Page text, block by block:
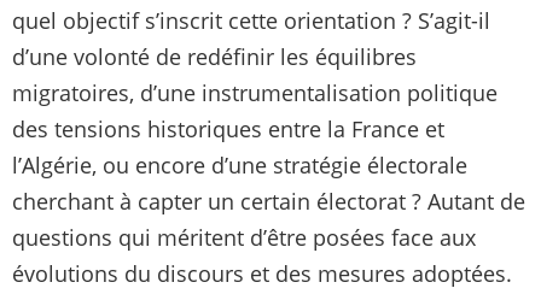
quel objectif s’inscrit cette orientation ? S’agit-il
d’une volonté de redéfinir les équilibres
migratoires, d’une instrumentalisation politique
des tensions historiques entre la France et
l’Algérie, ou encore d’une stratégie électorale
cherchant à capter un certain électorat ? Autant de
questions qui méritent d’être posées face aux
évolutions du discours et des mesures adoptées.